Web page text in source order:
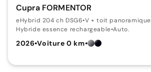
Cupra FORMENTOR
eHybrid 204 ch DSG6•V + toit panoramique
Hybride essence rechargeable•Auto.
2026•Voiture 0 km•